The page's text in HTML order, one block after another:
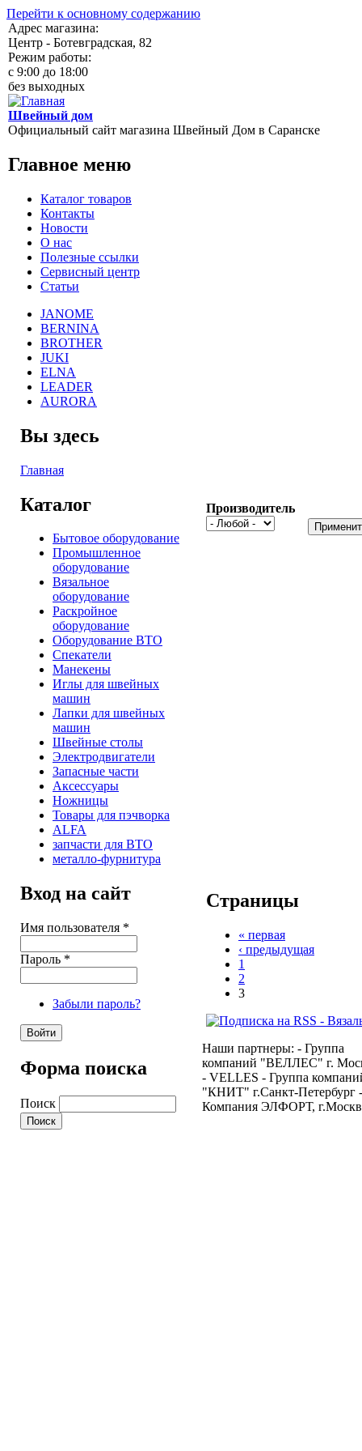
Перейти к основному содержанию
Адрес магазина:
Центр - Ботевградская, 82
Режим работы:
c 9:00 до 18:00
без выходных
Швейный дом
Официальный сайт магазина Швейный Дом в Саранске
Главное меню
Каталог товаров
Контакты
Новости
О нас
Полезные ссылки
Сервисный центр
Статьи
JANOME
BERNINA
BROTHER
JUKI
ELNA
LEADER
AURORA
Вы здесь
Главная
Каталог
Бытовое оборудование
Промышленное
оборудование
Вязальное
оборудование
Раскройное
оборудование
Оборудование ВТО
Спекатели
Манекены
Иглы для швейных
машин
Лапки для швейных
машин
Швейные столы
Электродвигатели
Запасные части
Аксессуары
Ножницы
Товары для пэчворка
ALFA
запчасти для ВТО
металло-фурнитура
Вход на сайт
Имя пользователя *
Пароль *
Забыли пароль?
Форма поиска
Поиск
Производитель
Страницы
« первая
‹ предыдущая
1
2
3
Наши партнеры: - Группа
компаний "ВЕЛЛЕС" г.
- VELLES - Группа
"КНИТ" г.Санкт-Петербург -
Компания ЭЛФОРТ,